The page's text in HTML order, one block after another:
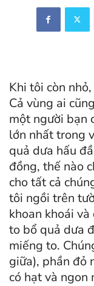
Khi tôi còn
Cả vùng ai
một người bạn
lớn nhất trong
quả dưa hấu
đồng, thế nào
cho tất cả
tôi ngồi trên
khoan khoái
to bổ quả dưa
miếng to.
giữa), phần đỏ
có hạt và ngon